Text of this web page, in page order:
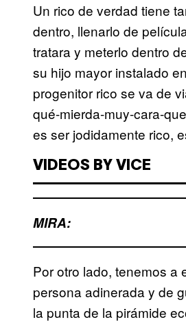
Un rico de verdad tiene
dentro, llenarlo de
tratara y meterlo dentro
su hijo mayor instalado
progenitor rico se va de
qué-mierda-muy-cara-
es ser jodidamente rico,
VIDEOS BY VICE
MIRA:
Por otro lado, tenemos a
persona adinerada y de
la punta de la pirámide